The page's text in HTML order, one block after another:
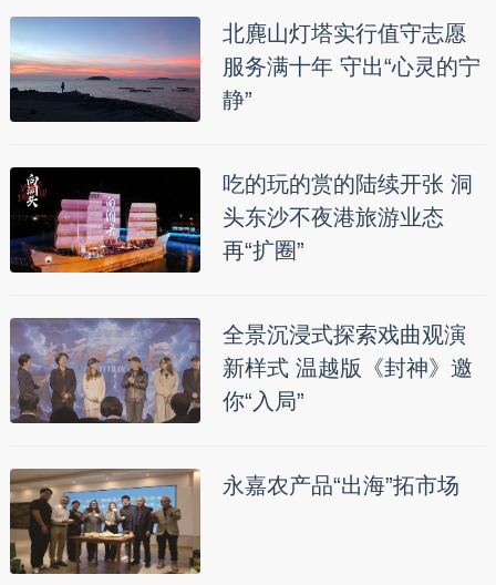
北麂山灯塔实行值守志愿
服务满十年 守出“心灵的宁
静”
吃的玩的赏的陆续开张 洞
头东沙不夜港旅游业态
再“扩圈”
全景沉浸式探索戏曲观演
新样式 温越版《封神》邀
你“入局”
永嘉农产品“出海”拓市场